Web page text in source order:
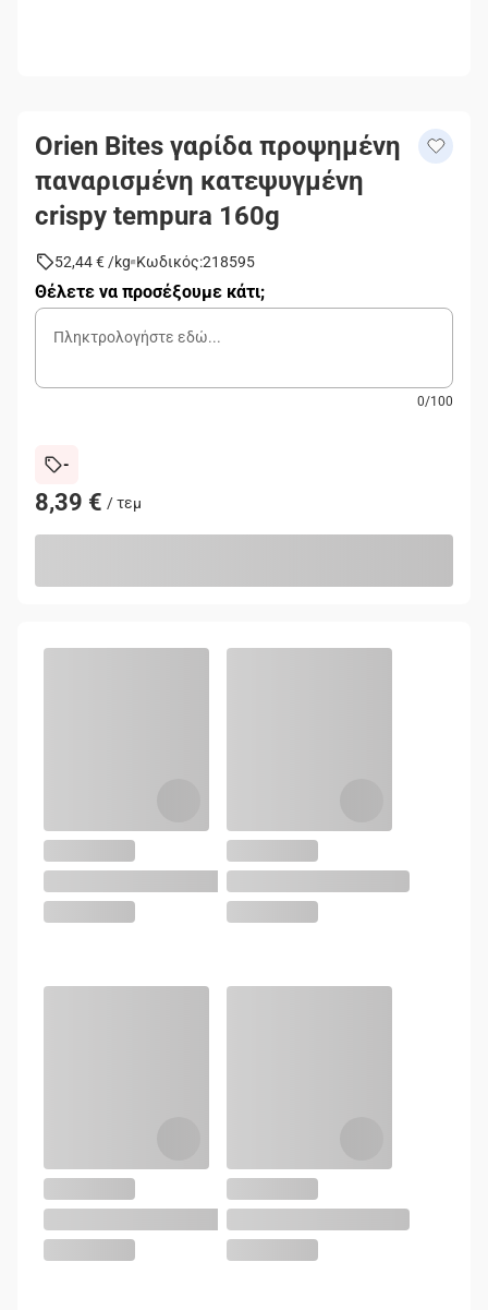
Orien Bites γαρίδα προψημένη
παναρισμένη κατεψυγμένη
crispy tempura 160g
52,44 € /kg Κωδικός:218595
Θέλετε να προσέξουμε κάτι;
0/100
-
8,39 € /τεμ